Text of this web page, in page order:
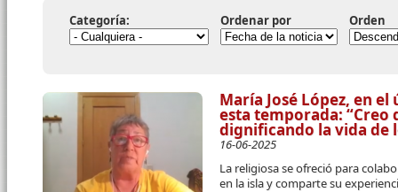
Categoría: Ordenar por Orden
María José López, en el
esta temporada: “Creo
dignificando la vida de
16-06-2025
La religiosa se ofreció para
en la isla y comparte su